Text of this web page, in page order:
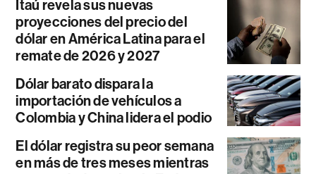
Itaú revela sus nuevas
proyecciones del precio del
dólar en América Latina para el
remate de 2026 y 2027
Dólar barato dispara la
importación de vehículos a
Colombia y China lidera el podio
El dólar registra su peor semana
en más de tres meses mientras